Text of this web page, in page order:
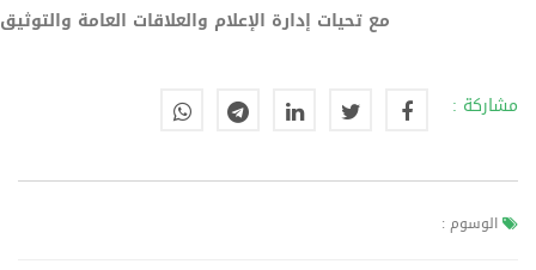
مع تحيات إدارة الإعلام والعلاقات العامة والتوثيق
مشاركة :
الوسوم :